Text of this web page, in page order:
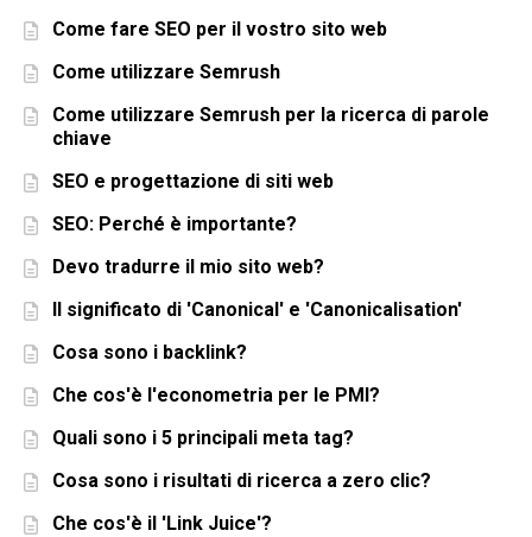
Come fare SEO per il vostro sito web
Come utilizzare Semrush
Come utilizzare Semrush per la ricerca di parole
chiave
SEO e progettazione di siti web
SEO: Perché è importante?
Devo tradurre il mio sito web?
Il significato di 'Canonical' e 'Canonicalisation'
Cosa sono i backlink?
Che cos'è l'econometria per le PMI?
Quali sono i 5 principali meta tag?
Cosa sono i risultati di ricerca a zero clic?
Che cos'è il 'Link Juice'?